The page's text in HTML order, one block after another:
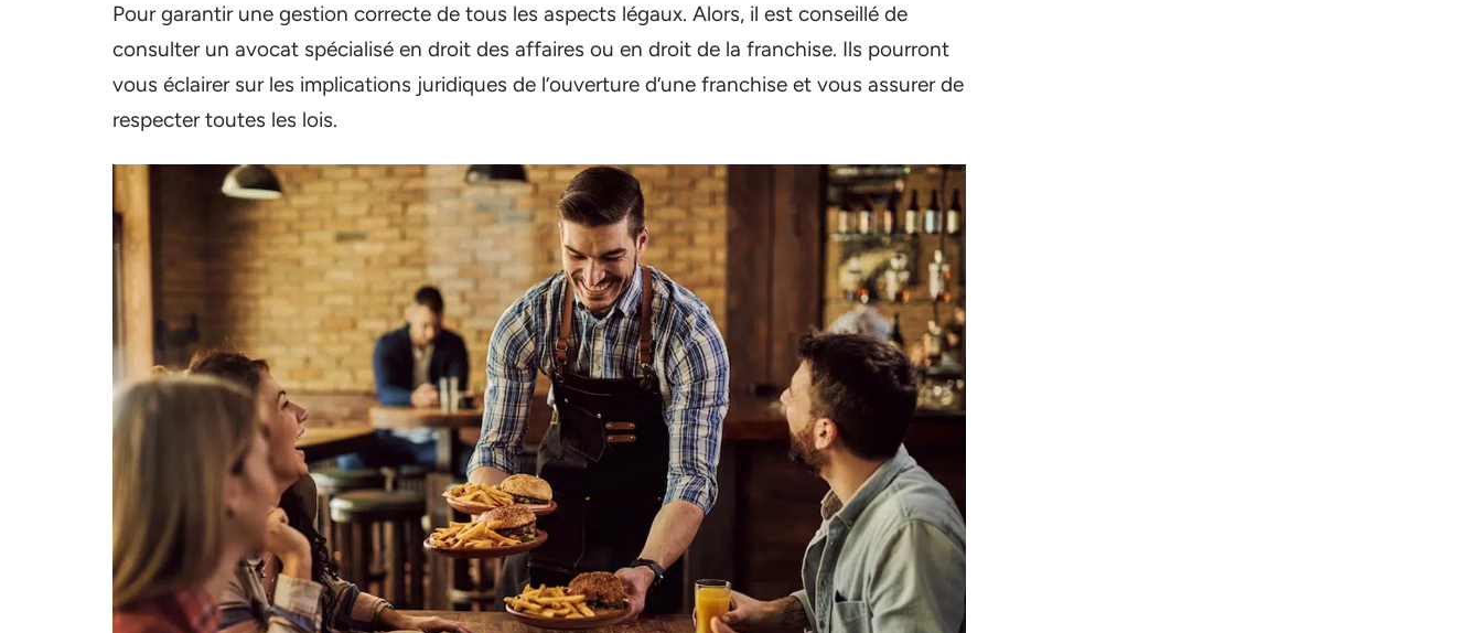
Pour garantir une gestion correcte de tous les aspects légaux. Alors, il est conseillé de
consulter un avocat spécialisé en droit des affaires ou en droit de la franchise. Ils pourront
vous éclairer sur les implications juridiques de l’ouverture d’une franchise et vous assurer de
respecter toutes les lois.